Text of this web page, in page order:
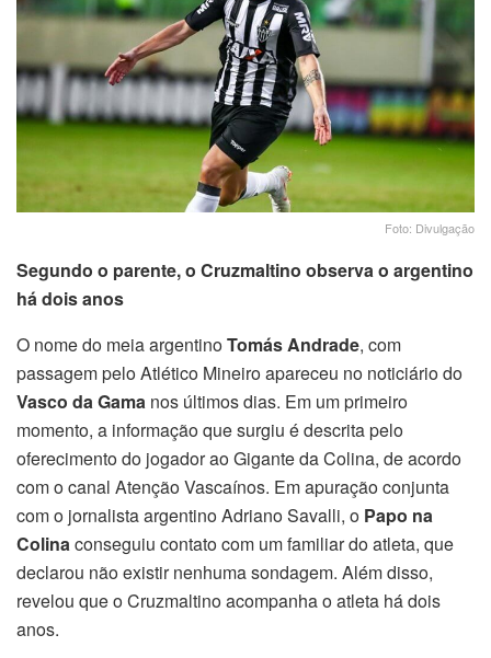
Foto: Divulgação
Segundo o parente, o Cruzmaltino observa o argentino
há dois anos
O nome do meia argentinoTomás Andrade, com
passagem pelo Atlético Mineiro apareceu no noticiário do
Vasco da Gama nos últimos dias. Em um primeiro
momento, a informação que surgiu é descrita pelo
oferecimento do jogador ao Gigante da Colina, de acordo
com o canal Atenção Vascaínos. Em apuração conjunta
com o jornalista argentino Adriano Savalli, o Papo na
Colinaconseguiu contato com um familiar do atleta, que
declarou não existir nenhuma sondagem. Além disso,
revelou que o Cruzmaltino acompanha o atleta há dois
anos.